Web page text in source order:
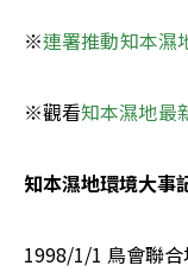
※連署推動知本濕
※觀看知本濕地最
知本濕地環境大事
1998/1/1 鳥會聯